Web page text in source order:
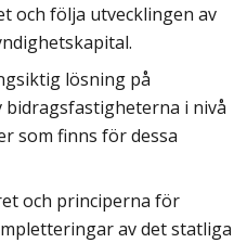
och följa utvecklingen av
lösning på
bidragsfastigheterna i nivå
som finns för dessa
och principerna för
av det statliga